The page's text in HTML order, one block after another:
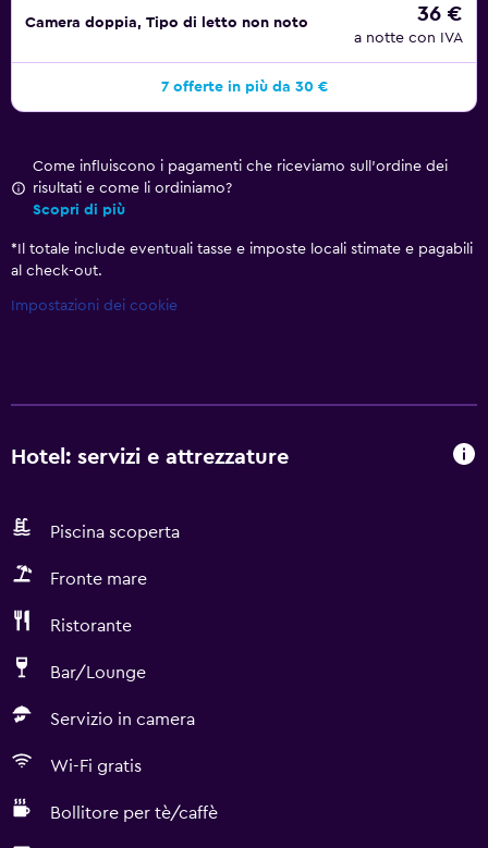
Camera doppia, Tipo di letto non noto 36 €
a notte con IVA
7 offerte in più da 30 €
Come influiscono i pagamenti che riceviamo sull'ordine dei
risultati e come li ordiniamo?
Scopri di più
* Il totale include eventuali tasse e imposte locali stimate e pagabili
al check-out.
Impostazioni dei cookie
Hotel: servizi e attrezzature
Piscina scoperta
Fronte mare
Ristorante
Bar/Lounge
Servizio in camera
Wi-Fi gratis
Bollitore per tè/caffè